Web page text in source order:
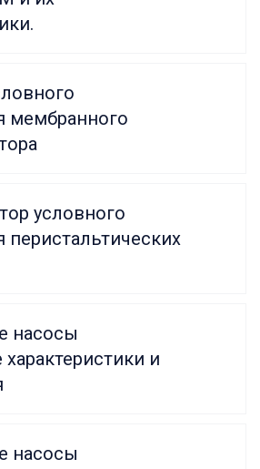
мембранного
условного
перистальтических
насосы
и
насосы